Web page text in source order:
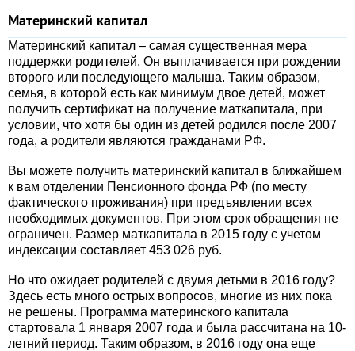
Материнский капитал
Материнский капитал – самая существенная мера
поддержки родителей. Он выплачивается при рождении
второго или последующего малыша. Таким образом,
семья, в которой есть как минимум двое детей, может
получить сертификат на получение маткапитала, при
условии, что хотя бы один из детей родился после 2007
года, а родители являются гражданами РФ.
Вы можете получить материнский капитал в ближайшем
к вам отделении Пенсионного фонда РФ (по месту
фактического проживания) при предъявлении всех
необходимых документов. При этом срок обращения не
ограничен. Размер маткапитала в 2015 году с учетом
индексации составляет 453 026 руб.
Но что ожидает родителей с двумя детьми в 2016 году?
Здесь есть много острых вопросов, многие из них пока
не решены. Программа материнского капитала
стартовала 1 января 2007 года и была рассчитана на 10-
летний период. Таким образом, в 2016 году она еще